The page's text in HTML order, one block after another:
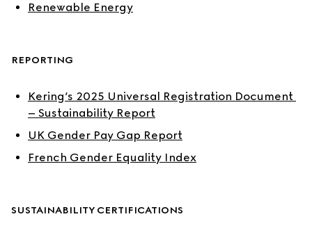
Renewable Energy
REPORTING
Kering’s 2025 Universal Registration Document
– Sustainability Report
UK Gender Pay Gap Report
French Gender Equality Index
SUSTAINABILITY CERTIFICATIONS